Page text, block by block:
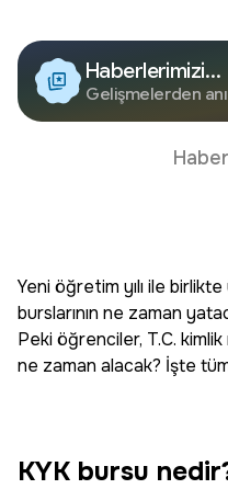
Haberlerimizi
Google'da
Edin
Gelişmelerden
Yeni öğretim yılı ile
burslarının ne zaman
Peki öğrenciler, T.C.
ne zaman alacak? İşte
KYK bursu